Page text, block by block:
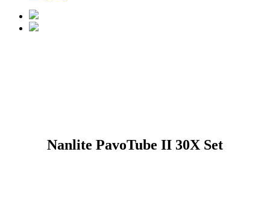
Nanlite PavoTube II 30X Set